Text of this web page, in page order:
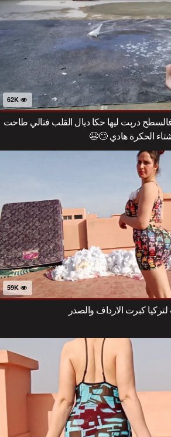
دربت ليها حكا ديال القلب فتالي طاحت
الحكرة هادي 🙄😭
كبرت الارداف والصدر